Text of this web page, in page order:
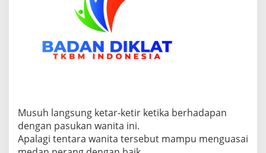
Musuh langsung ketar-ketir ketika berhadapan
dengan pasukan wanita ini.
Apalagi tentara wanita tersebut mampu menguasai